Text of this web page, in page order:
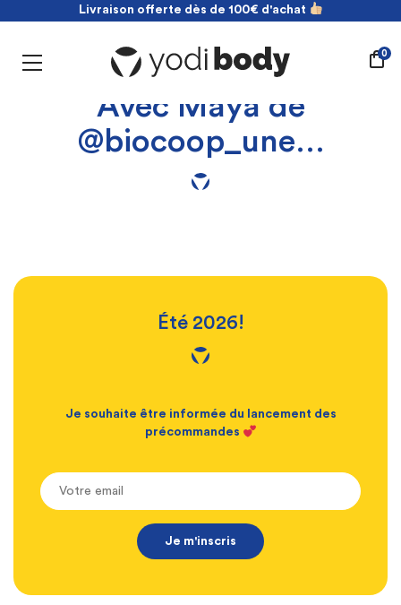
Livraison offerte dès de 100€ d'achat
Livraison offerte dès de 100€ d'achat
0
Avec Maya de
@biocoop_une…
Été 2026!
Je souhaite être informée du lancement des
précommandes